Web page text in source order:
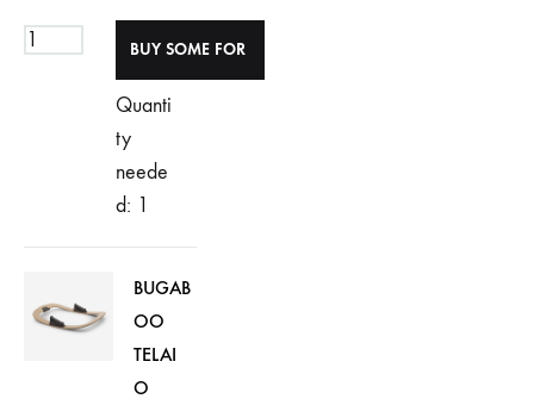
Quanti
ty
neede
d: 1
BUGAB
OO
TELAI
O